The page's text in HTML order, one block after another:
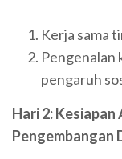
Kerja sama
Pengenalan
pengaruh
Hari 2:
Pengembangan